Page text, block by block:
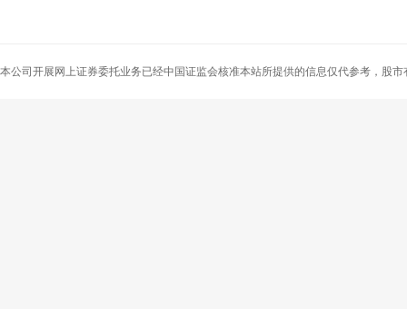
本公司开展网上证券委托业务已经中国证监会核准本站所提供的信息仅代参考，股